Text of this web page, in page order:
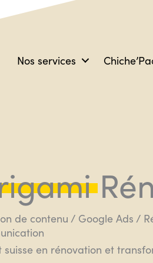
Nos services
de contenu / Google Ads /
suisse en rénovation et